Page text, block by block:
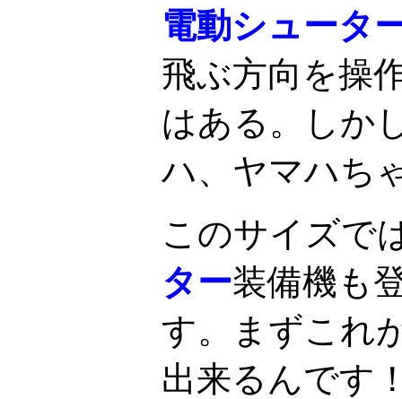
電動シュータ
飛ぶ方向を操
はある。しか
ハ、ヤマハち
このサイズで
ター装備機も
す。まずこれ
出来るんです